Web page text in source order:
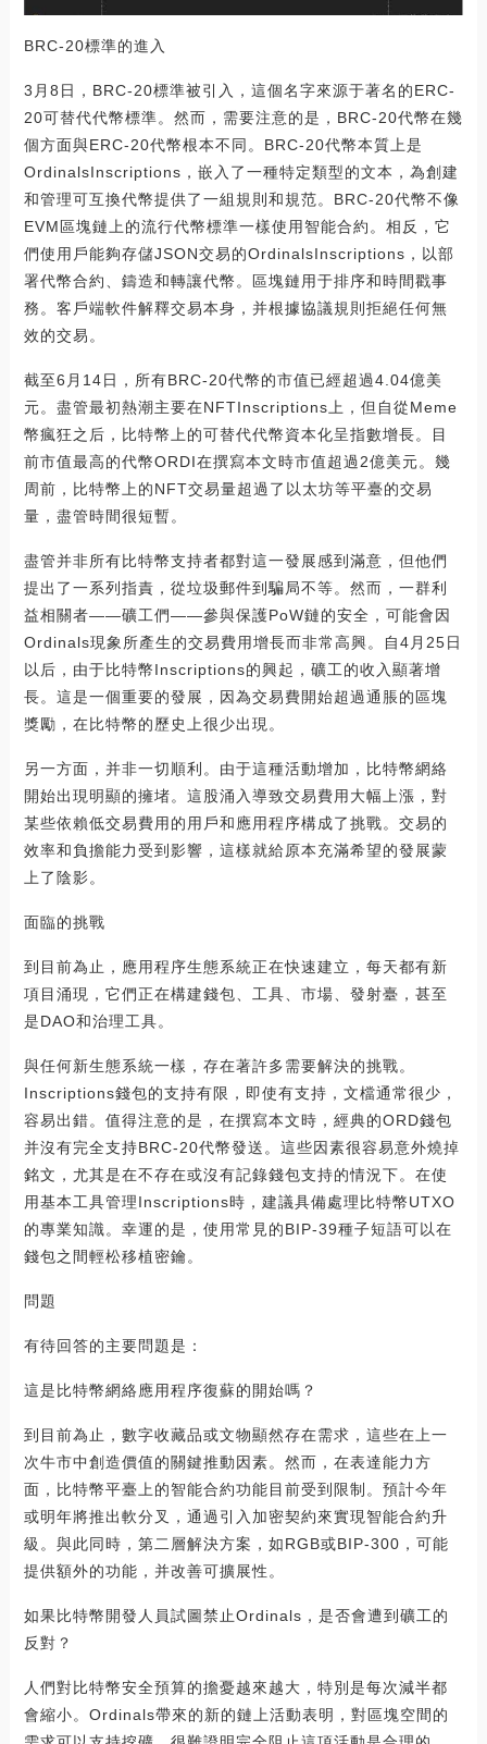
BRC-20標準的進入
3月8日，BRC-20標準被引入，這個名字來源于著名的ERC-
20可替代代幣標準。然而，需要注意的是，BRC-20代幣在幾
個方面與ERC-20代幣根本不同。BRC-20代幣本質上是
OrdinalsInscriptions，嵌入了一種特定類型的文本，為創建
和管理可互換代幣提供了一組規則和規范。BRC-20代幣不像
EVM區塊鏈上的流行代幣標準一樣使用智能合約。相反，它
們使用戶能夠存儲JSON交易的OrdinalsInscriptions，以部
署代幣合約、鑄造和轉讓代幣。區塊鏈用于排序和時間戳事
務。客戶端軟件解釋交易本身，并根據協議規則拒絕任何無
效的交易。
截至6月14日，所有BRC-20代幣的市值已經超過4.04億美
元。盡管最初熱潮主要在NFTInscriptions上，但自從Meme
幣瘋狂之后，比特幣上的可替代代幣資本化呈指數增長。目
前市值最高的代幣ORDI在撰寫本文時市值超過2億美元。幾
周前，比特幣上的NFT交易量超過了以太坊等平臺的交易
量，盡管時間很短暫。
盡管并非所有比特幣支持者都對這一發展感到滿意，但他們
提出了一系列指責，從垃圾郵件到騙局不等。然而，一群利
益相關者——礦工們——參與保護PoW鏈的安全，可能會因
Ordinals現象所產生的交易費用增長而非常高興。自4月25日
以后，由于比特幣Inscriptions的興起，礦工的收入顯著增
長。這是一個重要的發展，因為交易費開始超過通脹的區塊
獎勵，在比特幣的歷史上很少出現。
另一方面，并非一切順利。由于這種活動增加，比特幣網絡
開始出現明顯的擁堵。這股涌入導致交易費用大幅上漲，對
某些依賴低交易費用的用戶和應用程序構成了挑戰。交易的
效率和負擔能力受到影響，這樣就給原本充滿希望的發展蒙
上了陰影。
面臨的挑戰
到目前為止，應用程序生態系統正在快速建立，每天都有新
項目涌現，它們正在構建錢包、工具、市場、發射臺，甚至
是DAO和治理工具。
與任何新生態系統一樣，存在著許多需要解決的挑戰。
Inscriptions錢包的支持有限，即使有支持，文檔通常很少，
容易出錯。值得注意的是，在撰寫本文時，經典的ORD錢包
并沒有完全支持BRC-20代幣發送。這些因素很容易意外燒掉
銘文，尤其是在不存在或沒有記錄錢包支持的情況下。在使
用基本工具管理Inscriptions時，建議具備處理比特幣UTXO
的專業知識。幸運的是，使用常見的BIP-39種子短語可以在
錢包之間輕松移植密鑰。
問題
有待回答的主要問題是：
這是比特幣網絡應用程序復蘇的開始嗎？
到目前為止，數字收藏品或文物顯然存在需求，這些在上一
次牛市中創造價值的關鍵推動因素。然而，在表達能力方
面，比特幣平臺上的智能合約功能目前受到限制。預計今年
或明年將推出軟分叉，通過引入加密契約來實現智能合約升
級。與此同時，第二層解決方案，如RGB或BIP-300，可能
提供額外的功能，并改善可擴展性。
如果比特幣開發人員試圖禁止Ordinals，是否會遭到礦工的
反對？
人們對比特幣安全預算的擔憂越來越大，特別是每次減半都
會縮小。Ordinals帶來的新的鏈上活動表明，對區塊空間的